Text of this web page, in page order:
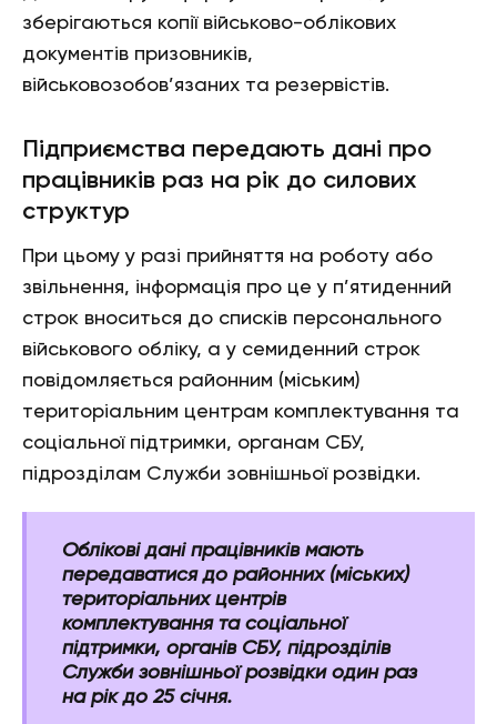
зберігаються копії військово-облікових
документів призовників,
військовозобов’язаних та резервістів.
Підприємства передають дані про
працівників раз на рік до силових
структур
При цьому у разі прийняття на роботу або
звільнення, інформація про це у п’ятиденний
строк вноситься до списків персонального
військового обліку, а у семиденний строк
повідомляється районним (міським)
територіальним центрам комплектування та
соціальної підтримки, органам СБУ,
підрозділам Служби зовнішньої розвідки.
Облікові дані працівників мають
передаватися до районних (міських)
територіальних центрів
комплектування та соціальної
підтримки, органів СБУ, підрозділів
Служби зовнішньої розвідки один раз
на рік до 25 січня.